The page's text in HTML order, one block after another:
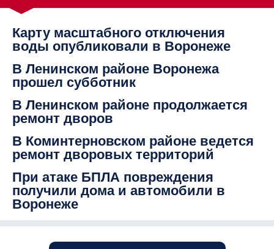
Карту масштабного отключения
воды опубликовали в Воронеже
В Ленинском районе Воронежа
прошел субботник
В Ленинском районе продолжается
ремонт дворов
В Коминтерновском районе ведется
ремонт дворовых территорий
При атаке БПЛА повреждения
получили дома и автомобили в
Воронеже